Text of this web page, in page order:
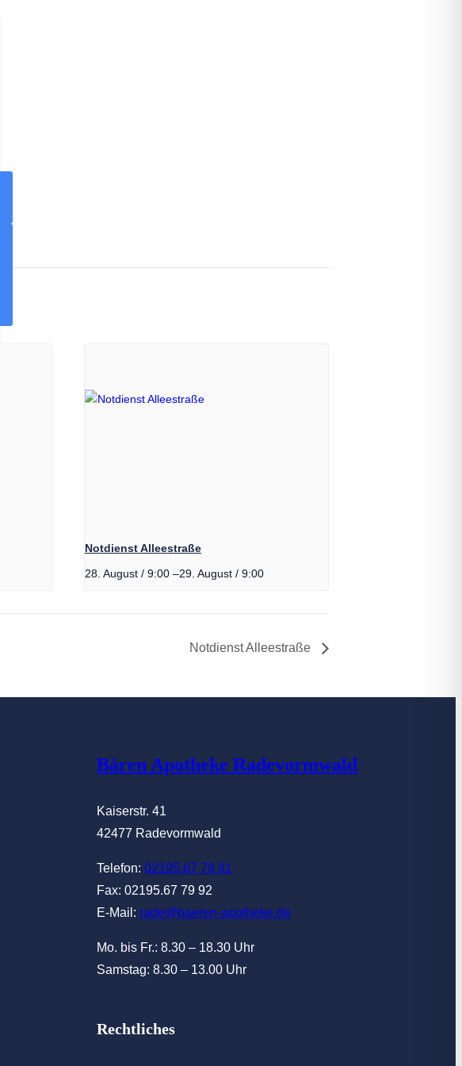
Notdienst Alleestraße
28. August / 9:00 –29. August / 9:00
Notdienst Alleestraße
Bären Apotheke Radevormwald
Kaiserstr. 41
42477 Radevormwald
Telefon:02195.67 79 91
Fax: 02195.67 79 92
E-Mail: rade@baeren-apotheke.de
Mo. bis Fr.: 8.30 – 18.30 Uhr
Samstag: 8.30 – 13.00 Uhr
Rechtliches